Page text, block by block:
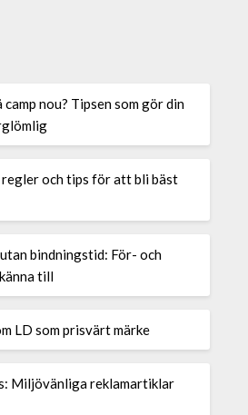
nou? Tipsen som gör din
regler och tips för att bli bäst
bindningstid: För- och
till
LD som prisvärt märke
Miljövänliga reklamartiklar